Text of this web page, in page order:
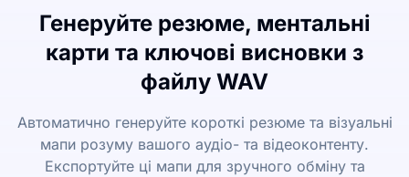
Генеруйте резюме, ментальні
карти та ключові висновки з
файлу WAV
Автоматично генеруйте короткі резюме та візуальні
мапи розуму вашого аудіо- та відеоконтенту.
Експортуйте ці мапи для зручного обміну та